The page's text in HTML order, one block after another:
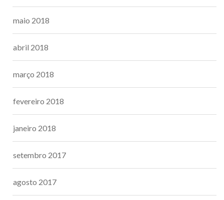
maio 2018
abril 2018
março 2018
fevereiro 2018
janeiro 2018
setembro 2017
agosto 2017